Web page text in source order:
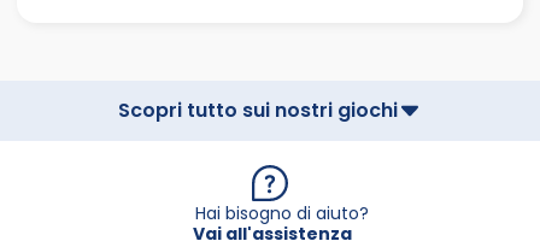
Scopri tutto sui nostri giochi
Hai bisogno di aiuto?
Vai all'assistenza